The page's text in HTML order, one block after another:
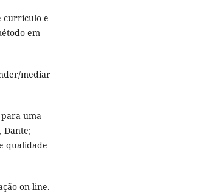
currículo e
em
mediar
uma
Dante;
qualidade
on-line.